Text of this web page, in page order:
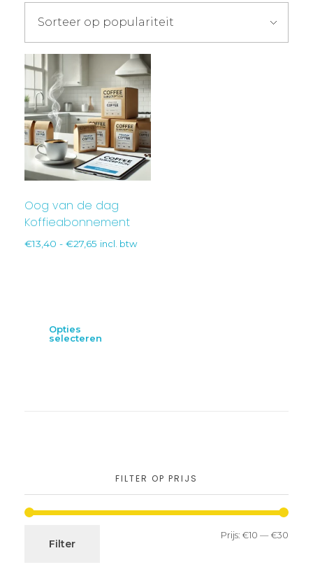
Oog van de dag
Koffieabonnement
€13,40 - €27,65 incl. btw
Opties
selecteren
FILTER OP PRIJS
Filter
Prijs: €10 — €30